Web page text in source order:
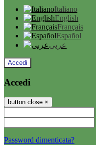
Italiano
English
Français
Español
عربى
Accedi
Accedi
button close ×
Password dimenticata?